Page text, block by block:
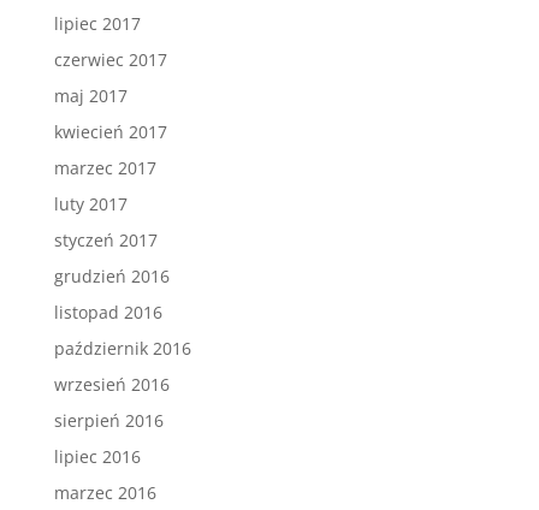
lipiec 2017
czerwiec 2017
maj 2017
kwiecień 2017
marzec 2017
luty 2017
styczeń 2017
grudzień 2016
listopad 2016
październik 2016
wrzesień 2016
sierpień 2016
lipiec 2016
marzec 2016